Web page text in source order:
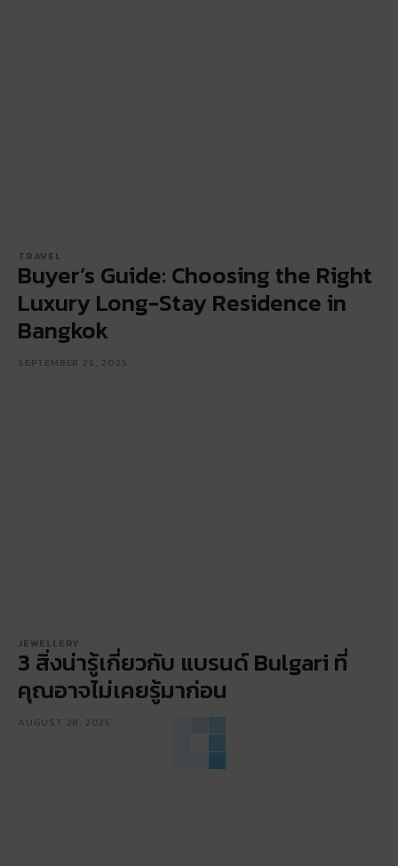
TRAVEL
Buyer’s Guide: Choosing the Right
Luxury Long-Stay Residence in
Bangkok
SEPTEMBER 26, 2025
JEWELLERY
3 สิ่งน่ารู้เกี่ยวกับ แบรนด์ Bulgari ที่
คุณอาจไม่เคยรู้มาก่อน
AUGUST 28, 2025